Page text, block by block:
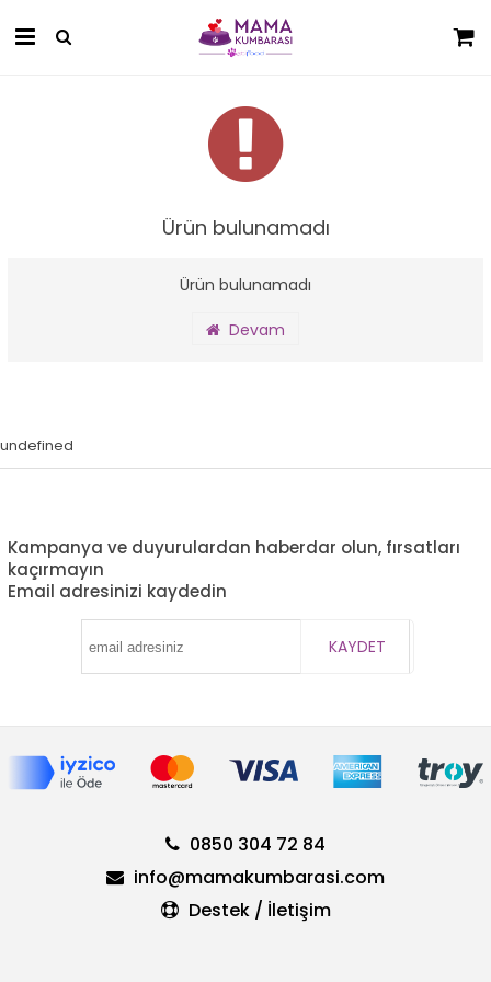
Ürün bulunamadı
Ürün bulunamadı
Devam
undefined
Kampanya ve duyurulardan haberdar olun, fırsatları
kaçırmayın
Email adresinizi kaydedin
KAYDET
0850 304 72 84
info@mamakumbarasi.com
Destek / İletişim